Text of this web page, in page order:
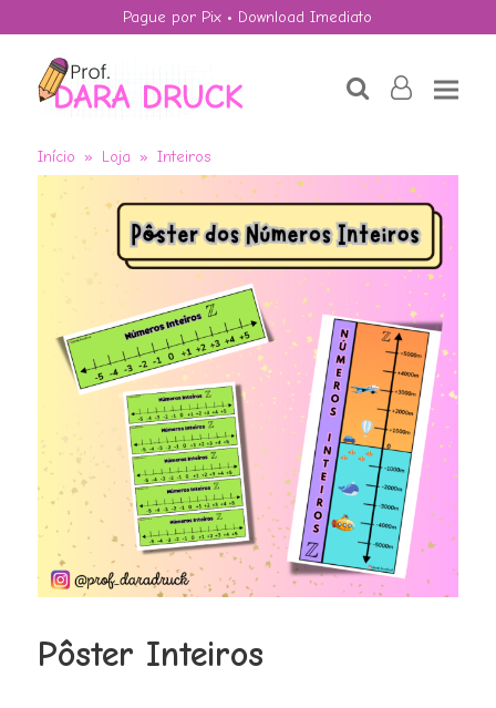
Pague por Pix • Download Imediato
searchuser-
Início » Loja » Inteiros
Pôster Inteiros
OLIMPÍADAS:
Álbum do Mascote
e as Operações
com Decimais.
R$7,90 ADD